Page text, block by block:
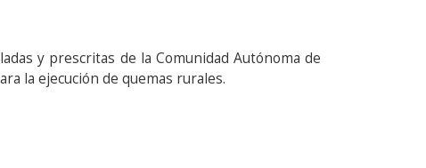
y prescritas de la Comunidad Autónoma de
la ejecución de quemas rurales.